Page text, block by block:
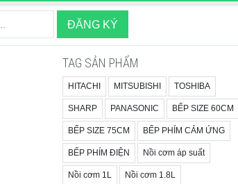
TAG SẢN PHẨM
HITACHI MITSUBISHI TOSHIBA
SHARP PANASONIC BẾP SIZE 60CM
BẾP SIZE 75CM BẾP PHÍM CẢM ỨNG
BẾP PHÍM ĐIỆN Nồi cơm áp suất
Nồi cơm 1L Nồi cơm 1.8L